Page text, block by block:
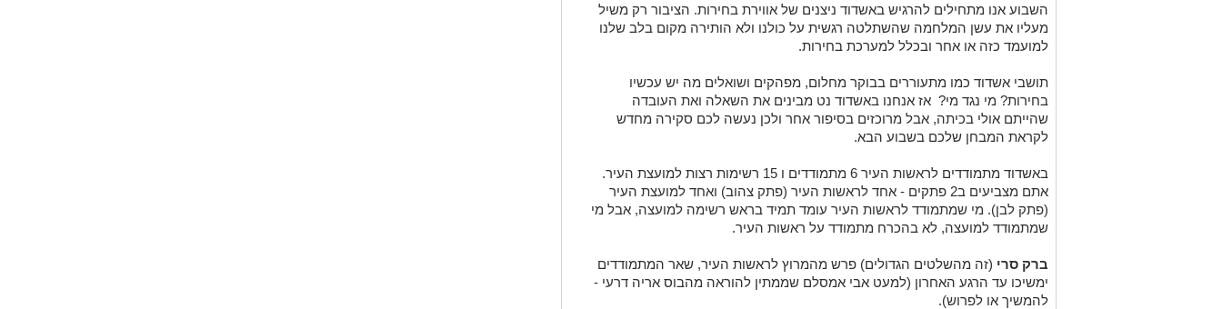
השבוע אנו מתחילים להרגיש באשדוד ניצנים של אווירת בחירות. הציבור רק משיל
מעליו את עשן המלחמה שהשתלטה רגשית על כולנו ולא הותירה מקום בלב שלנו
למועמד כזה או אחר ובכלל למערכת בחירות.
תושבי אשדוד כמו מתעוררים בבוקר מחלום, מפהקים ושואלים מה יש עכשיו
בחירות? מי נגד מי? אז אנחנו באשדוד נט מבינים את השאלה ואת העובדה
שהייתם אולי בכיתה, אבל מרוכזים בסיפור אחר ולכן נעשה לכם סקירה מחדש
לקראת המבחן שלכם בשבוע הבא.
באשדוד מתמודדים לראשות העיר 6 מתמודדים ו 15 רשימות רצות למועצת העיר.
אתם מצביעים ב2 פתקים - אחד לראשות העיר (פתק צהוב) ואחד למועצת העיר
(פתק לבן). מי שמתמודד לראשות העיר עומד תמיד בראש רשימה למועצה, אבל מי
שמתמודד למועצה, לא בהכרח מתמודד על ראשות העיר.
ברק סרי (זה מהשלטים הגדולים) פרש מהמרוץ לראשות העיר, שאר המתמודדים
ימשיכו עד הרגע האחרון (למעט אבי אמסלם שממתין להוראה מהבוס אריה דרעי -
להמשיך או לפרוש).